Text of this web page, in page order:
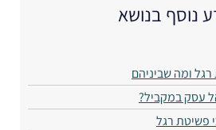
נוסף בנושא
ומה שביניהם
עסק במקביל?
פשיטת רגל